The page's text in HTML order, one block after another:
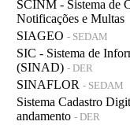
SCINM - Sistema de
Notificações e Multas
SIAGEO - SEDAM
SIC - Sistema de
(SINAD) - DER
SINAFLOR - SEDAM
Sistema Cadastro
andamento - DER